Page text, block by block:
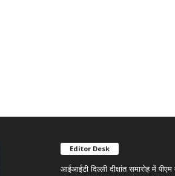
Editor Desk
आईआईटी दिल्ली दीक्षांत समारोह में